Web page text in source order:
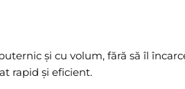
și cu volum, fără să îl
rapid și eficient.